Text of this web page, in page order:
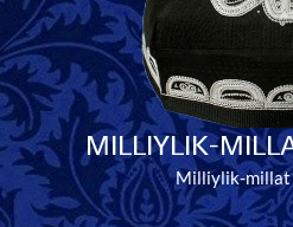
MILLIYLIK-
Milliylik-millat